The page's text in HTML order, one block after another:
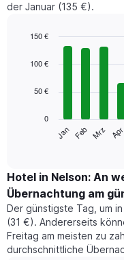
der Januar (135 €).
chart
bars.
folgende
den
durchschnittlichen
Zimmerpreis
im
jeweiligen
Monat
an.
graphic.
Jan Feb Mrz Apr
0
50 €
100 €
150 €
Hotel in Nelson: An
Übernachtung am
Der günstigste Tag, um
(31 €). Andererseits
Freitag am meisten zu
durchschnittliche